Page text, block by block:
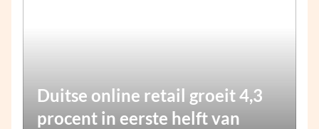
Duitse online retail groeit 4,3
procent in eerste helft van